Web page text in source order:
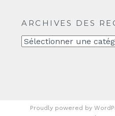
ARCHIVES DES
Archives
Proudly powered by